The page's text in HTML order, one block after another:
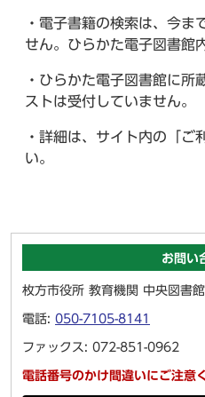
・電子書籍の検索は、今ま
せん。ひらかた電子図書館
・ひらかた電子図書館に所
ストは受付していません。
・詳細は、サイト内の「ご
い。
お問い
枚方市役所 教育機関 中央図書館
電話: 050-7105-8141
ファックス: 072-851-0962
電話番号のかけ間違いにご注意